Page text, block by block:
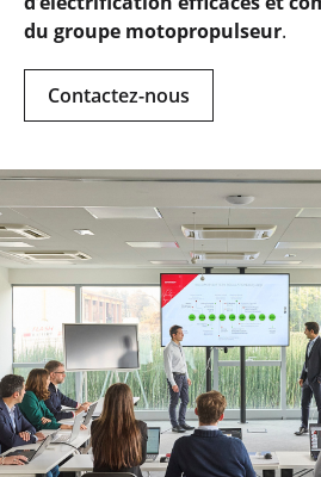
du groupe motopropulseur.
Contactez-nous